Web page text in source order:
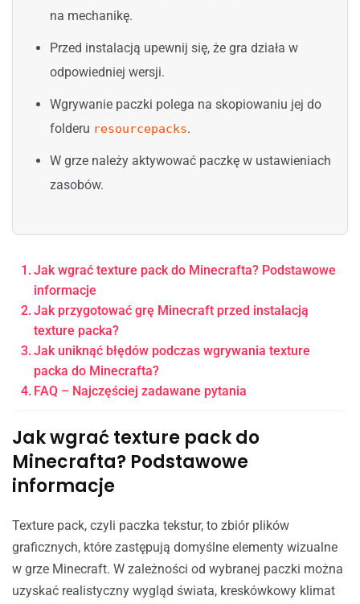
na mechanikę.
Przed instalacją upewnij się, że gra działa w
odpowiedniej wersji.
Wgrywanie paczki polega na skopiowaniu jej do
folderu resourcepacks.
W grze należy aktywować paczkę w ustawieniach
zasobów.
Jak wgrać texture pack do Minecrafta? Podstawowe
informacje
Jak przygotować grę Minecraft przed instalacją
texture packa?
Jak uniknąć błędów podczas wgrywania texture
packa do Minecrafta?
FAQ – Najczęściej zadawane pytania
Jak wgrać texture pack do
Minecrafta? Podstawowe
informacje
Texture pack, czyli paczka tekstur, to zbiór plików
graficznych, które zastępują domyślne elementy wizualne
w grze Minecraft. W zależności od wybranej paczki można
uzyskać realistyczny wygląd świata, kreskówkowy klimat